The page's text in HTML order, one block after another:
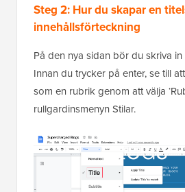
Steg 2: Hur du skapar en
innehållsförteckning
På den nya sidan bör du skriva
Innan du trycker på enter, se till
som en rubrik genom att välja
rullgardinsmenyn Stilar.